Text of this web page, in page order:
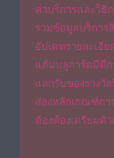
ค่าบริการและวิธี
รวมข้อมูลบริการ
อัปเดทรายละเอี
แต้มบลูการ์ดมีดีก
แลกรับของรางวัล
ส่องหลักเกณฑ์กา
ต้องต้องเตรียมตัว